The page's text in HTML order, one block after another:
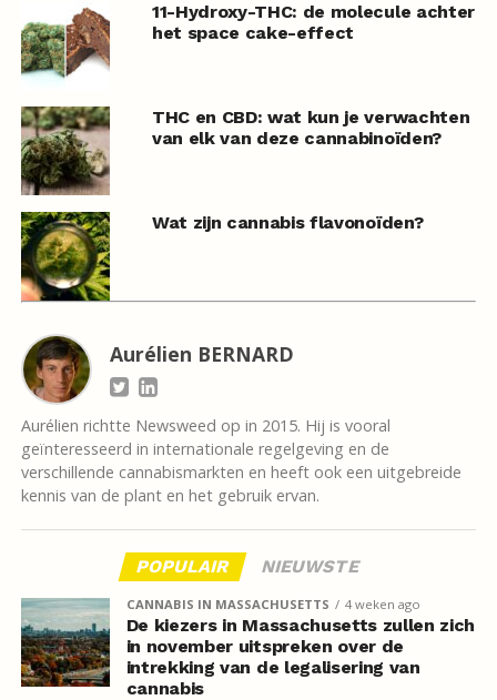
11-Hydroxy-THC: de molecule achter
het space cake-effect
THC en CBD: wat kun je verwachten
van elk van deze cannabinoïden?
Wat zijn cannabis flavonoïden?
Aurélien BERNARD
Aurélien richtte Newsweed op in 2015. Hij is vooral
geïnteresseerd in internationale regelgeving en de
verschillende cannabismarkten en heeft ook een uitgebreide
kennis van de plant en het gebruik ervan.
POPULAIR NIEUWSTE
CANNABIS IN MASSACHUSETTS 4 weken ago
De kiezers in Massachusetts zullen zich
in november uitspreken over de
intrekking van de legalisering van
cannabis